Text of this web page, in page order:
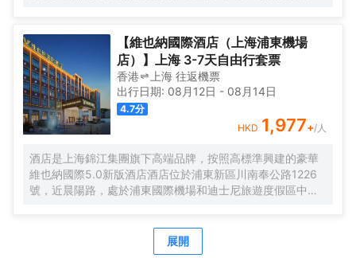
上海文壇人士聚會的場所，文壇巨匠巴金、魯迅等都曾和南
京飯店結下不解之緣，是巴金早期宴請賓客及重大宴請之
地。 飯店配有無線WIFI、中西式自助餐廳、大堂吧、會議
室，自助餐廳提供營養、豐富、藝術的自助早餐，多種選擇
的午晚餐，每日下午2點至4點提供“社交時光”供您享用飲
料、小食，飯店是您旅遊、商務的上佳選擇。
【維也納國際酒店（上海浦東機場
店）】上海 3-7天自由行套票
香港 上海 往返機票
出行日期: 08月12日 - 08月14日
4.7分
HKD 1,977+/人
酒店是上海錦江集團旗下高端品牌，按照高標準興建的豪華
維也納國際5.0新版酒店酒店位於浦東新區川南奉公路1226
號，近晨陽路，處於浦東國際機場和迪士尼旅遊度假區中間
離浦東國際機場，僅有15分鐘車程。距離上海國際旅遊度假
區（迪士尼樂園），僅有20分鐘車程。可便捷到達地鐵2號
展開